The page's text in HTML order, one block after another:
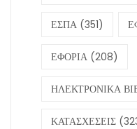
ΕΣΠΑ (351)
ΕΦΟΡΙΑ (208)
ΗΛΕΚΤΡΟΝΙΚΑ
ΚΑΤΑΣΧΕΣΕΙΣ